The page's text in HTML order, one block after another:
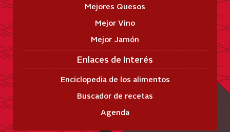
Mejores Quesos
Mejor Vino
Mejor Jamón
Enlaces de Interés
Enciclopedia de los alimentos
Buscador de recetas
Agenda